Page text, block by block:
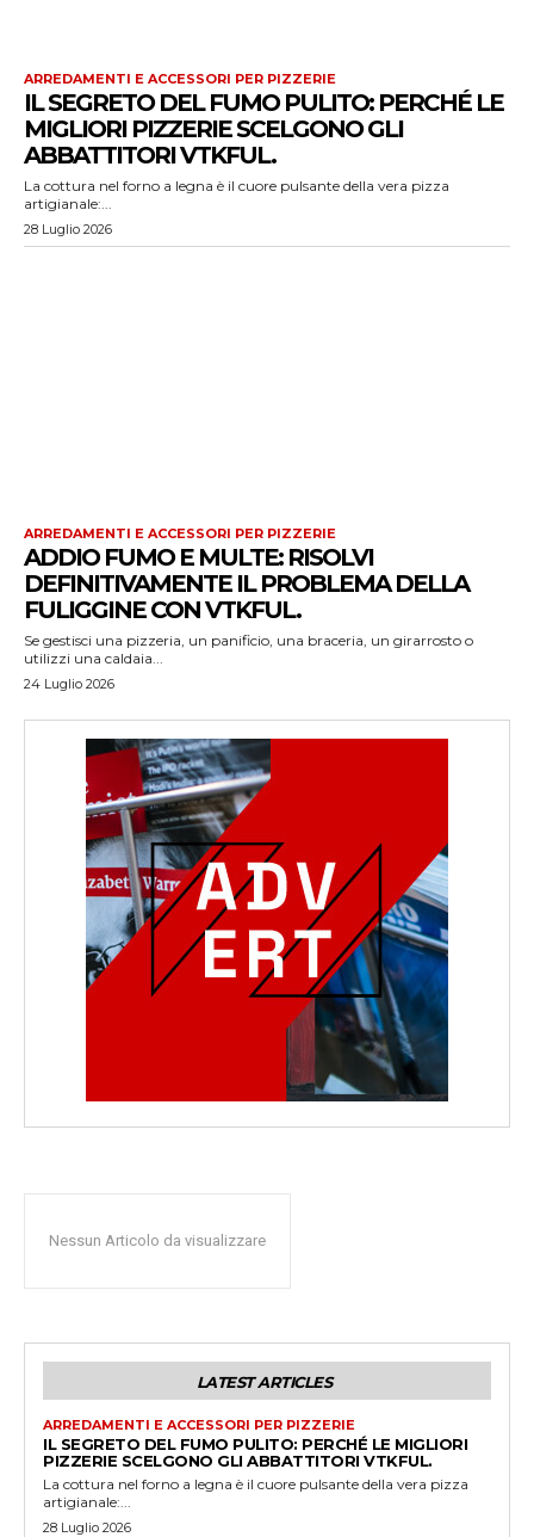
ARREDAMENTI E ACCESSORI PER PIZZERIE
IL SEGRETO DEL FUMO PULITO: PERCHÉ LE
MIGLIORI PIZZERIE SCELGONO GLI
ABBATTITORI VTKFUL.
La cottura nel forno a legna è il cuore pulsante della vera pizza
artigianale:...
28 Luglio 2026
ARREDAMENTI E ACCESSORI PER PIZZERIE
ADDIO FUMO E MULTE: RISOLVI
DEFINITIVAMENTE IL PROBLEMA DELLA
FULIGGINE CON VTKFUL.
Se gestisci una pizzeria, un panificio, una braceria, un girarrosto o
utilizzi una caldaia...
24 Luglio 2026
Nessun Articolo da visualizzare
LATEST ARTICLES
ARREDAMENTI E ACCESSORI PER PIZZERIE
IL SEGRETO DEL FUMO PULITO: PERCHÉ LE MIGLIORI
PIZZERIE SCELGONO GLI ABBATTITORI VTKFUL.
La cottura nel forno a legna è il cuore pulsante della vera pizza
artigianale:...
28 Luglio 2026